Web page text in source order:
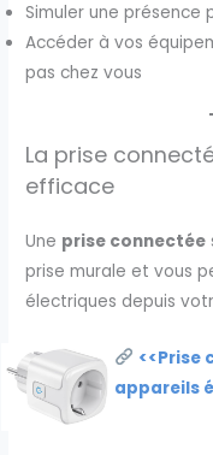
Simuler une présence
Accéder à vos
pas chez vous
La prise
efficace
Une prise connectée
prise murale et vous
électriques depuis
appareils